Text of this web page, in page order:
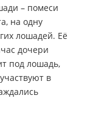
– помеси
на одну
лошадей. Её
дочери
под лошадь,
в